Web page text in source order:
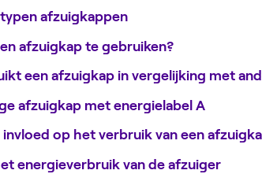
afzuigkappen
afzuigkap te gebruiken?
een afzuigkap in vergelijking met
afzuigkap met energielabel A
op het verbruik van een
energieverbruik van de afzuiger